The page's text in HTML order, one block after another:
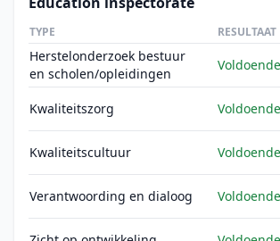
TYPE RESULTAAT
Herstelonderzoek bestuur
en scholen/opleidingen
Voldoende
Kwaliteitszorg Voldoende
Kwaliteitscultuur Voldoende
Verantwoording en dialoog Voldoende